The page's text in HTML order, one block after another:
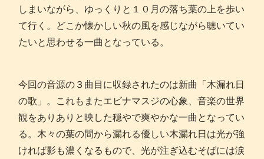
しまいながら、ゆっくりと１０月の落ち葉の上を歩い
て行く。どこか懐かしい秋の風を感じながら聴いてい
たいと思わせる一曲となっている。
今回の音源の３曲目に収録されたのは新曲「木漏れ日
の歌」。これもまたエビナマスジの心象、音楽の世界
観をありありと映した穏やで爽やかな一曲となってい
る。木々の葉の間から漏れる優しい木漏れ日は光が強
ければ影も濃くなるもので、光が注ぎ込むそばには涙